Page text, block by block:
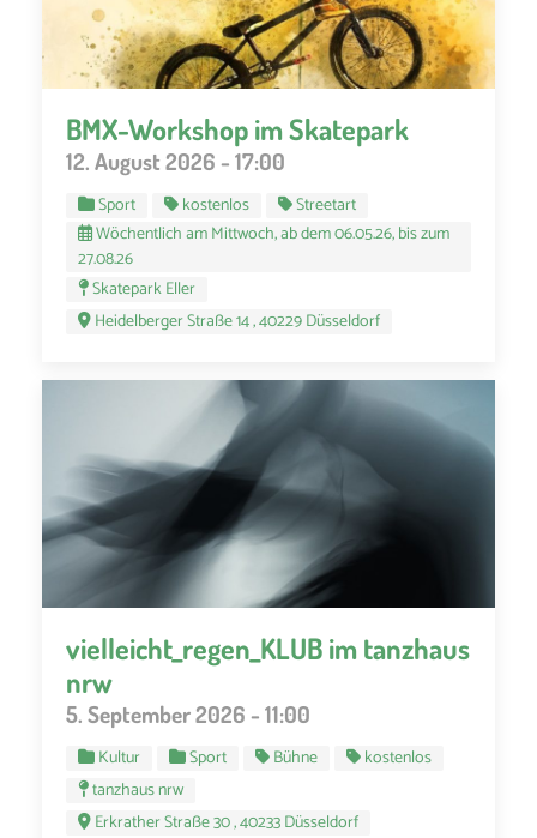
BMX-Workshop im Skatepark
12. August 2026 - 17:00
Sport kostenlos
Streetart
Wöchentlich am Mittwoch, ab dem 06.05.26, bis zum
27.08.26
Skatepark Eller
Heidelberger Straße 14 , 40229 Düsseldorf
vielleicht_regen_KLUB im tanzhaus
nrw
5. September 2026 - 11:00
Kultur Sport Bühne
kostenlos
tanzhaus nrw
Erkrather Straße 30 , 40233 Düsseldorf